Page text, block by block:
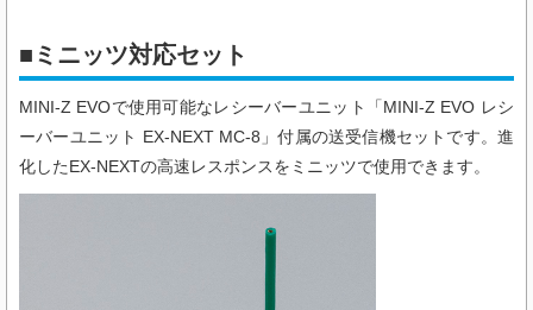
■ミニッツ対応セット
MINI-Z EVOで使用可能なレシーバーユニット「MINI-Z EVO レシ
ーバーユニット EX-NEXT MC-8」付属の送受信機セットです。進
化したEX-NEXTの高速レスポンスをミニッツで使用できます。